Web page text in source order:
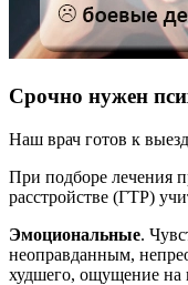
Срочно нужен
Наш врач готов к
При подборе лечения
расстройстве (ГТР)
Эмоциональные.
неоправданным,
худшего, ощущение на